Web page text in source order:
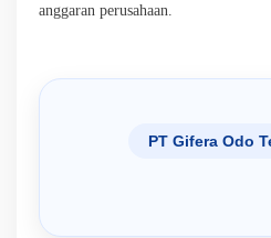
anggaran perusahaan.
PT Gifera Odo